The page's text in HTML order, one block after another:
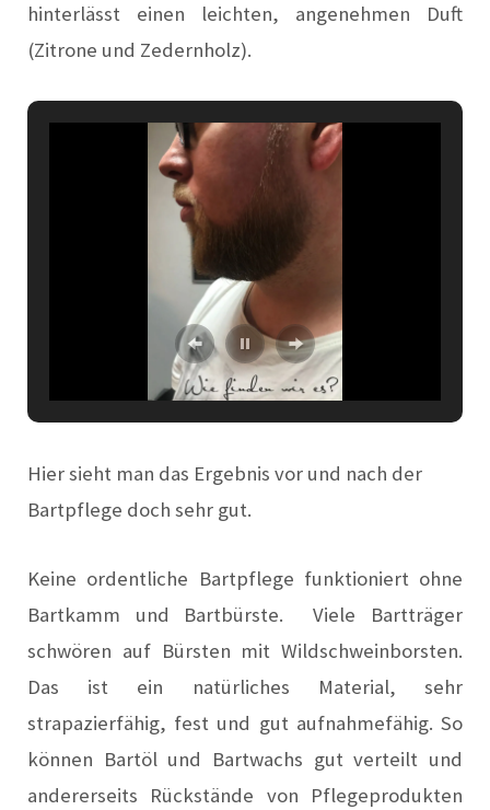
hinterlässt einen leichten, angenehmen Duft
(Zitrone und Zedernholz).
Hier sieht man das Ergebnis vor und nach der
Bartpflege doch sehr gut.
Keine ordentliche Bartpflege funktioniert ohne
Bartkamm und Bartbürste. Viele Bartträger
schwören auf Bürsten mit Wildschweinborsten.
Das ist ein natürliches Material, sehr
strapazierfähig, fest und gut aufnahmefähig. So
können Bartöl und Bartwachs gut verteilt und
andererseits Rückstände von Pflegeprodukten